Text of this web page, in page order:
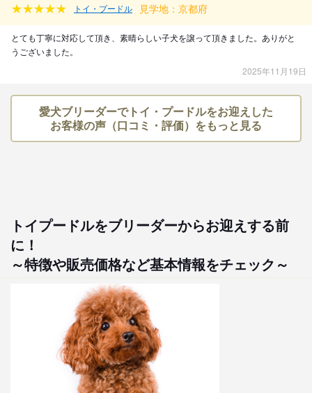
トイ・プードル 見学地：京都府
とても丁寧に対応して頂き、素晴らしい子犬を譲って頂きました。ありがと
うございました。
2025年11月19日
愛犬ブリーダーでトイ・プードルをお迎えした
お客様の声（口コミ・評価）をもっと見る
トイプードルをブリーダーからお迎えする前
に！
～特徴や販売価格など基本情報をチェック～